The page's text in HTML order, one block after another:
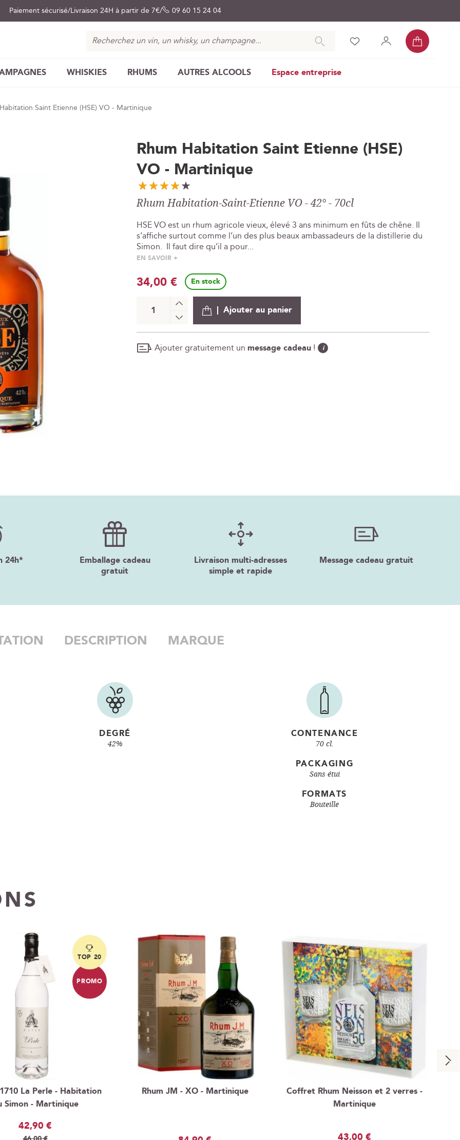
Paiement sécurisé Livraison 24H à partir de 7€ 09 60 15 24 04
Chercher
WHISKIES RHUMS AUTRES ALCOOLS Espace entreprise
Saint Etienne (HSE) VO - Martinique
Rhum Habitation Saint Etienne (HSE)
VO - Martinique
Rhum Habitation-Saint-Etienne VO - 42° - 70cl
HSE VO est un rhum agricole vieux, élevé 3 ans minimum en fûts de chêne. Il
s’affiche surtout comme l’un des plus beaux ambassadeurs de la distillerie du
Simon. Il faut dire qu’il a pour...
EN SAVOIR +
34,00 € En stock
+
-
Ajouter au panier
Ajouter gratuitement un message cadeau ! i
24h*
Emballage cadeau
gratuit
Livraison multi-adresses
simple et rapide
Message cadeau gratuit
DEGRÉ
42%
CONTENANCE
70 cl.
PACKAGING
Sans étui
FORMATS
Bouteille
DESCRIPTION MARQUE
La Perle - Habitation
Simon - Martinique
Prix
Spécial
42,90 €
TOP 20
PROMO
Rhum JM - XO - Martinique
Coffret Rhum Neisson et 2 verres -
Martinique